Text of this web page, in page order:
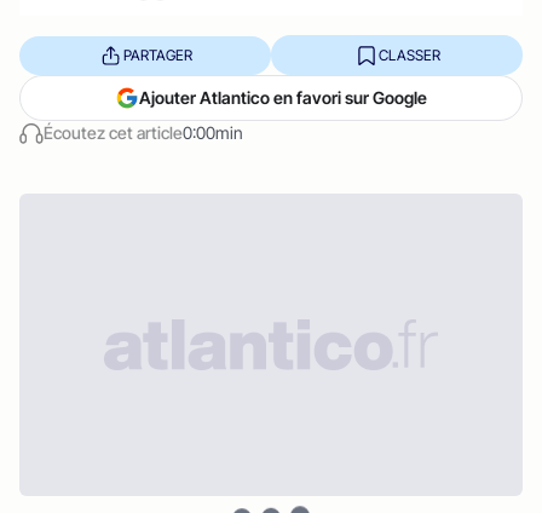
Écoutez cet article0:00min
PARTAGER CLASSER
Ajouter Atlantico en favori sur Google